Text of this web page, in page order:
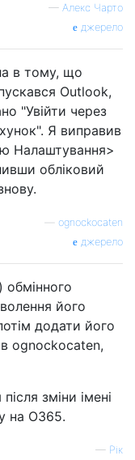
— Алекс Чарто
джерело
в тому, що
Outlook,
"Увійти через
Я виправив
Налаштування>
обліковий
ognockocaten
джерело
обмінного
його
додати його
ognockocaten,
зміни імені
на O365.
— Рік